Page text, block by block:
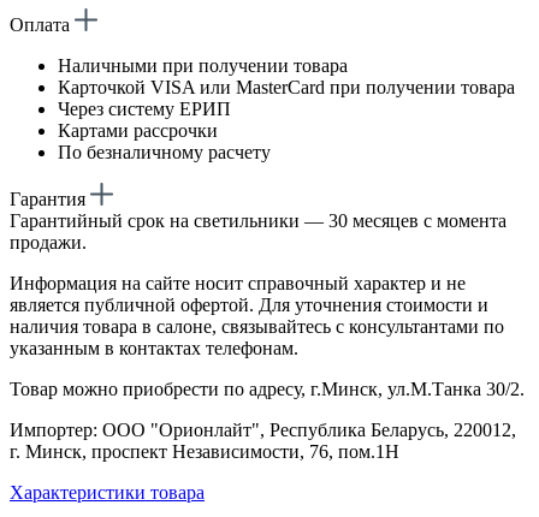
Оплата
Наличными при получении товара
Карточкой VISA или MasterCard при получении товара
Через систему ЕРИП
Картами рассрочки
По безналичному расчету
Гарантия
Гарантийный срок на светильники — 30 месяцев с момента
продажи.
Информация на сайте носит справочный характер и не
является публичной офертой. Для уточнения стоимости и
наличия товара в салоне, связывайтесь с консультантами по
указанным в контактах телефонам.
Товар можно приобрести по адресу, г.Минск, ул.М.Танка 30/2.
Импортер: ООО "Орионлайт", Республика Беларусь, 220012,
г. Минск, проспект Независимости, 76, пом.1Н
Характеристики товара